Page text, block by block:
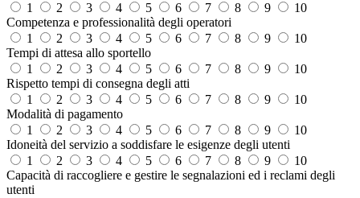
1
2 3 4 5 6 7 8 9
10
Competenza e professionalità degli operatori
1
2 3 4 5 6 7 8 9
10
Tempi di attesa allo sportello
1
2 3 4 5 6 7 8 9
10
Rispetto tempi di consegna degli atti
1
2 3 4 5 6 7 8 9
10
Modalità di pagamento
1
2 3 4 5 6 7 8 9
10
Idoneità del servizio a soddisfare le esigenze degli utenti
1
2 3 4 5 6 7 8 9
10
Capacità di raccogliere e gestire le segnalazioni ed i reclami degli
utenti